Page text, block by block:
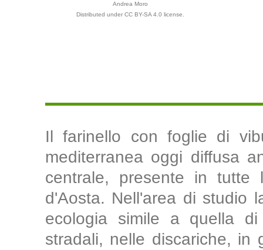
Andrea Moro
Distributed under CC BY-SA 4.0 license.
Il farinello con foglie di
mediterranea oggi diffusa
centrale, presente in
d'Aosta. Nell'area di studio
ecologia simile a quella
stradali, nelle discariche, in